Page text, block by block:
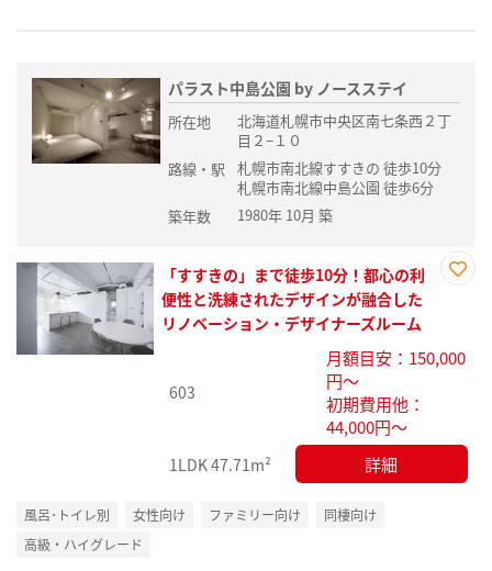
パラスト中島公園 by ノースステイ
所在地
北海道札幌市中央区南七条西２丁
目２−１０
路線・駅
札幌市南北線すすきの 徒歩10分
札幌市南北線中島公園 徒歩6分
築年数
1980年 10月 築
録
「すすきの」まで徒歩10分！都心の利
便性と洗練されたデザインが融合した
リノベーション・デザイナーズルーム
603
月額目安：150,000
円～
初期費用他：
44,000円～
1LDK47.71m² 詳細
風呂･トイレ別 女性向け ファミリー向け
同棲向け
高級・ハイグレード